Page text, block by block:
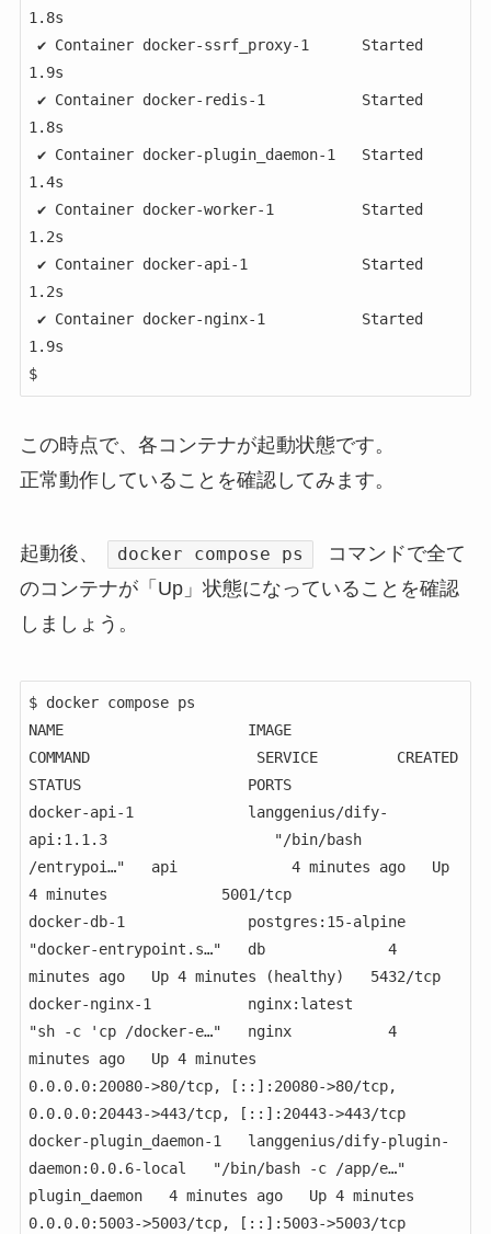
1.8s
1.9s
1.8s
1.4s
1.2s
1.2s
1.9s
$
この時点で、各コンテナが起動状態です。
正常動作していることを確認してみます。
起動後、 docker compose ps
コマンドで全て
のコンテナが「Up」状態になっていることを確認
しましょう。
$ docker compose ps
NAME                     IMAGE
COMMAND                   SERVICE         CREATED
STATUS                   PORTS
docker-api-1             langgenius/dify-
api:1.1.3                   "/bin/bash
/entrypoi…"   api             4 minutes ago   Up
4 minutes             5001/tcp
docker-db-1              postgres:15-alpine
"docker-entrypoint.s…"   db              4
minutes ago   Up 4 minutes (healthy)   5432/tcp
docker-nginx-1           nginx:latest
"sh -c 'cp /docker-e…"   nginx           4
minutes ago   Up 4 minutes
0.0.0.0:20080->80/tcp, [::]:20080->80/tcp,
0.0.0.0:20443->443/tcp, [::]:20443->443/tcp
docker-plugin_daemon-1   langgenius/dify-plugin-
daemon:0.0.6-local   "/bin/bash -c /app/e…"
plugin_daemon   4 minutes ago   Up 4 minutes
0.0.0.0:5003->5003/tcp, [::]:5003->5003/tcp